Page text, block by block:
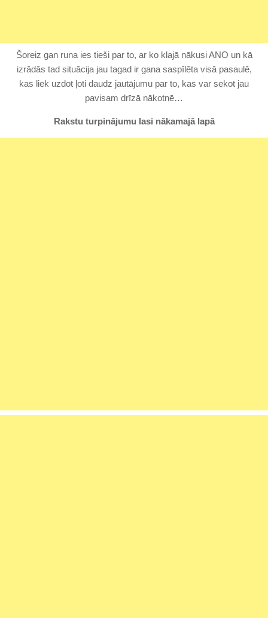
Šoreiz gan runa ies tieši par to, ar ko klajā nākusi ANO un kā
izrādās tad situācija jau tagad ir gana saspīlēta visā pasaulē,
kas liek uzdot ļoti daudz jautājumu par to, kas var sekot jau
pavisam drīzā nākotnē…
Rakstu turpinājumu lasi nākamajā lapā